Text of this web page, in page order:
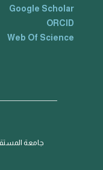
Google Scholar
ORCID
Web Of Science
جامعة